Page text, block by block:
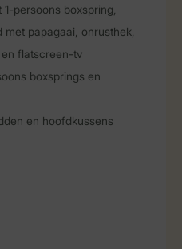
persoons boxspring,
papagaai, onrusthek,
flatscreen-tv
boxsprings en
en hoofdkussens